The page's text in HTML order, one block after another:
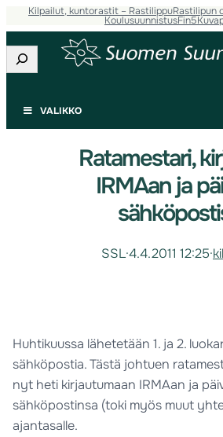
Kilpailut, kuntorastit – RastilippuRastilipun
KoulusuunnistusFin5
Etsi
VALIKKO
Ratamestari,
IRMAan ja
SSL·4.4.2011 12:25·
Huhtikuussa lähetetään 1. ja 2.
sähköpostia. Tästä johtuen
nyt heti kirjautumaan IRMAan ja
sähköpostinsa (toki myös muut
ajantasalle.